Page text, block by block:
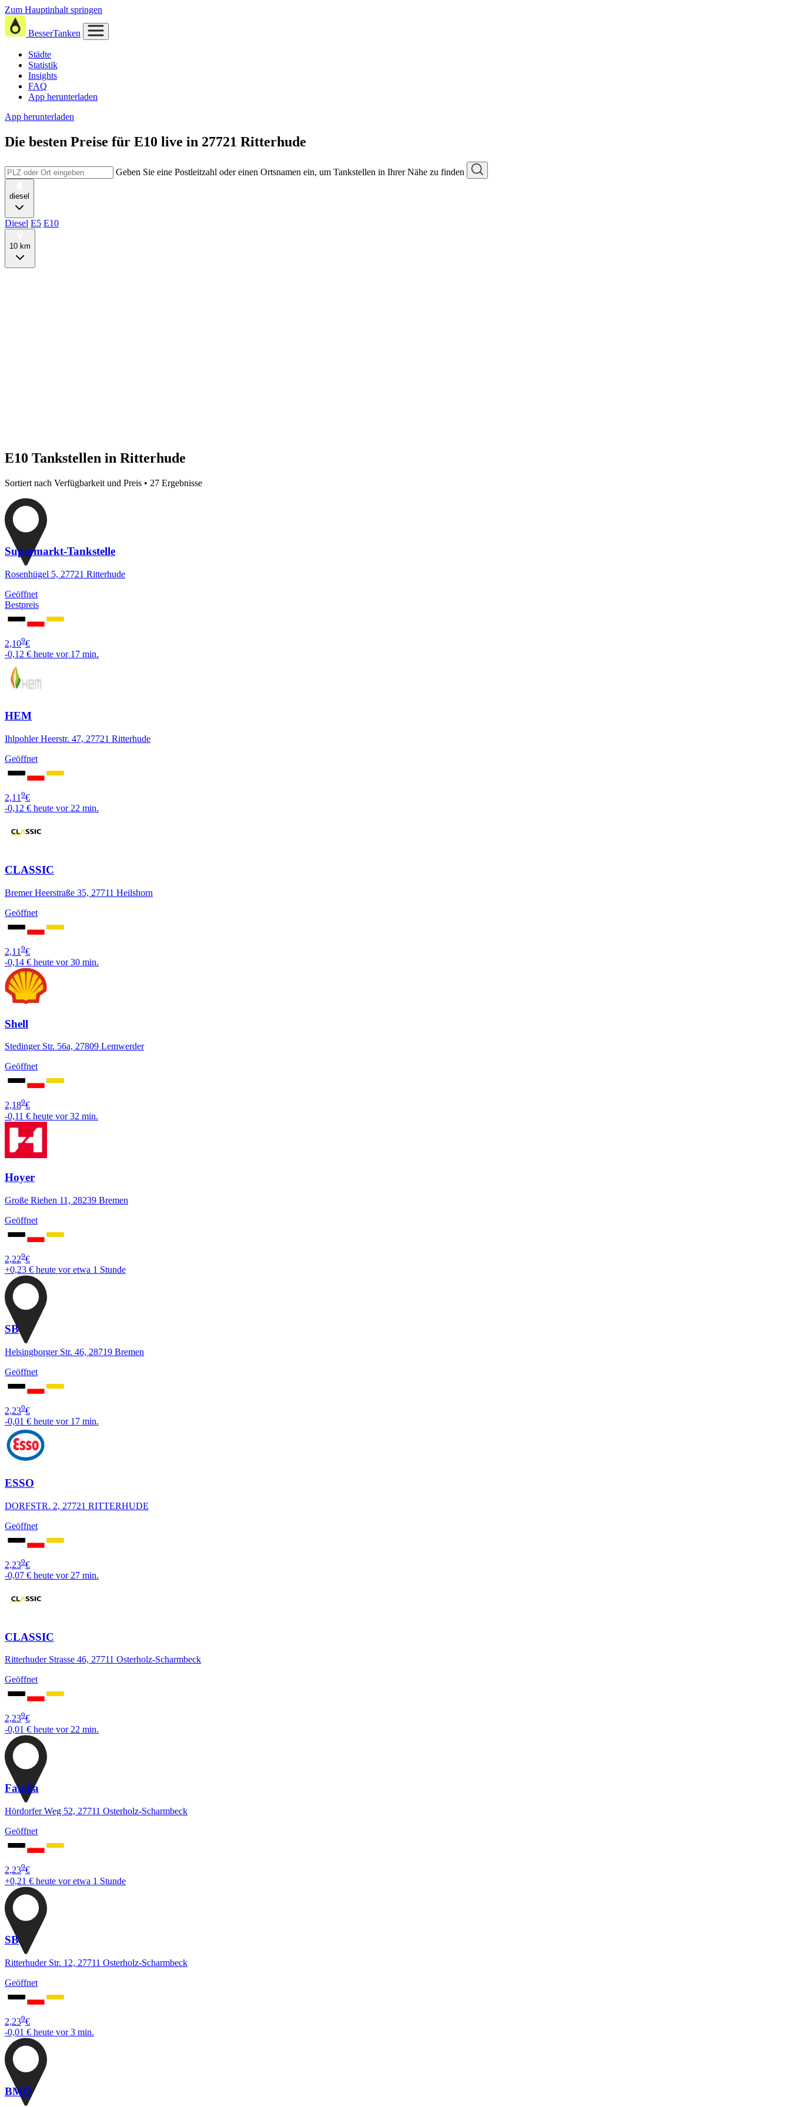
Zum Hauptinhalt springen
BesserTanken
Städte
Statistik
Insights
FAQ
App herunterladen
App herunterladen
Die besten Preise für E10 live in 27721 Ritterhude
Geben Sie eine Postleitzahl oder einen Ortsnamen ein, um Tankstellen in Ihrer Nähe zu finden
diesel
Diesel E5 E10
10 km
E10 Tankstellen in Ritterhude
Sortiert nach Verfügbarkeit und Preis • 27 Ergebnisse
Supermarkt-Tankstelle
Rosenhügel 5, 27721 Ritterhude
Geöffnet
Bestpreis
2,109€
-0,12 € heute vor 17 min.
HEM
Ihlpohler Heerstr. 47, 27721 Ritterhude
Geöffnet
2,11 9€
-0,12 € heute vor 22 min.
CLASSIC
Bremer Heerstraße 35, 27711 Heilshorn
Geöffnet
2,11 9€
-0,14 € heute vor 30 min.
Shell
Stedinger Str. 56a, 27809 Lemwerder
Geöffnet
2,189€
-0,11 € heute vor 32 min.
Hoyer
Große Riehen 11, 28239 Bremen
Geöffnet
2,229€
+0,23 € heute vor etwa 1 Stunde
SB
Helsingborger Str. 46, 28719 Bremen
Geöffnet
2,239€
-0,01 € heute vor 17 min.
ESSO
DORFSTR. 2, 27721 RITTERHUDE
Geöffnet
2,239€
-0,07 € heute vor 27 min.
CLASSIC
Ritterhuder Strasse 46, 27711 Osterholz-Scharmbeck
Geöffnet
2,239€
-0,01 € heute vor 22 min.
Famila
Hördorfer Weg 52, 27711 Osterholz-Scharmbeck
Geöffnet
2,239€
+0,21 € heute vor etwa 1 Stunde
SB
Ritterhuder Str. 12, 27711 Osterholz-Scharmbeck
Geöffnet
2,239€
-0,01 € heute vor 3 min.
BMÖ